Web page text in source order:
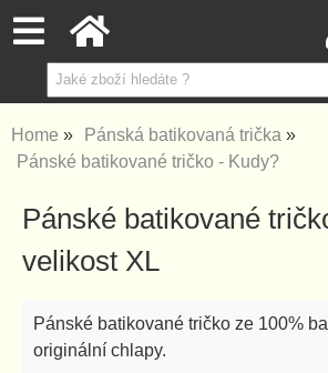
Home
Pánská batikovaná trička
Pánské batikované tričko - Kudy?
Pánské batikované
velikost XL
Pánské batikované tričko ze 100%
originální chlapy.